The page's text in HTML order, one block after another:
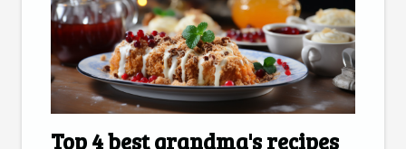
Top 4 best grandma's recipes